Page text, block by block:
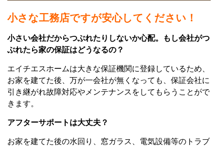
小さな工務店ですが安心してください！
小さい会社だからつぶれたりしないか心配。もし会社がつ
ぶれたら家の保証はどうなるの？
エイチエスホームは大きな保証機関に登録しているため、
お家を建てた後、万が一会社が無くなっても、保証会社に
引き継がれ故障対応やメンテナンスをしてもらうことがで
きます。
アフターサポートは大丈夫？
お家を建てた後の水回り、窓ガラス、電気設備等のトラブ